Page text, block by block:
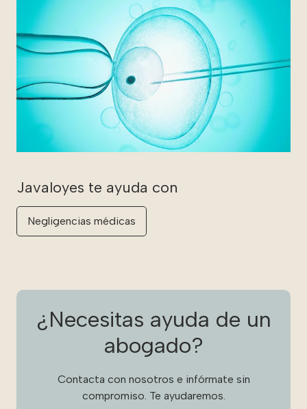
Negligencias médicas
¿Necesitas ayuda de un
abogado?
Contacta con nosotros e infórmate sin
compromiso. Te ayudaremos.